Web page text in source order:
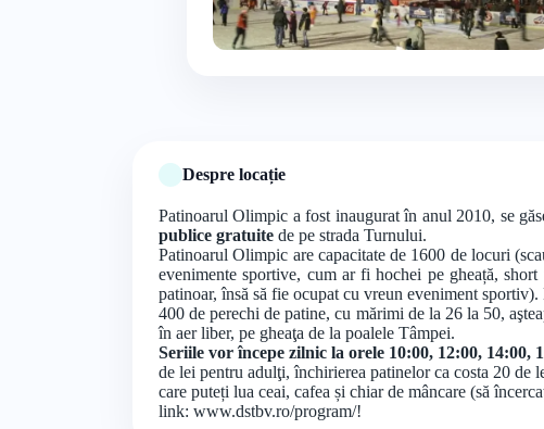
Despre locație
Patinoarul Olimpic a fost inaugurat în anul 2010, se
publice gratuite de pe strada Turnului.
Patinoarul Olimpic are capacitate de 1600 de locuri
evenimente sportive, cum ar fi hochei pe gheață,
patinoar, însă să fie ocupat cu vreun eveniment
400 de perechi de patine, cu mărimi de la 26 la 50,
în aer liber, pe gheaţa de la poalele Tâmpei.
Seriile vor începe zilnic la orele 10:00, 12:00, 14:00,
de lei pentru adulţi, închirierea patinelor ca costa 20
care puteți lua ceai, cafea și chiar de mâncare (să
link: www.dstbv.ro/program/!